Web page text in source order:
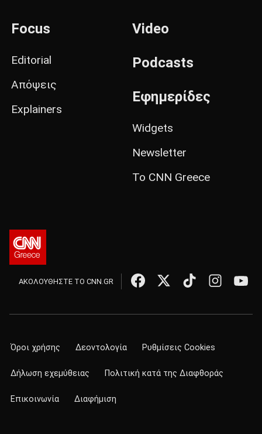
Focus
Editorial
Απόψεις
Explainers
Video
Podcasts
Εφημερίδες
Widgets
Newsletter
Το CNN Greece
ΑΚΟΛΟΥΘΗΣΤΕ ΤΟ CNN.GR
Όροι χρήσης Δεοντολογία Ρυθμίσεις Cookies
Δήλωση εχεμύθειας Πολιτική κατά της Διαφθοράς
Επικοινωνία Διαφήμιση